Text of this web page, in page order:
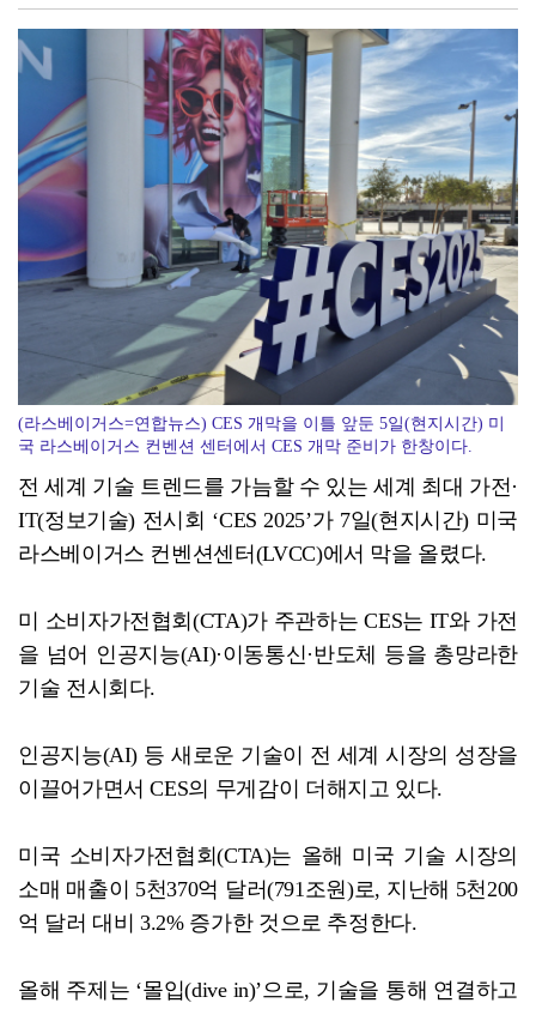
(라스베이거스=연합뉴스) CES 개막을 이틀 앞둔 5일(현지시간) 미
국 라스베이거스 컨벤션 센터에서 CES 개막 준비가 한창이다.
전 세계 기술 트렌드를 가늠할 수 있는 세계 최대 가전·
IT(정보기술) 전시회 ‘CES 2025’가 7일(현지시간) 미국
라스베이거스 컨벤션센터(LVCC)에서 막을 올렸다.
미 소비자가전협회(CTA)가 주관하는 CES는 IT와 가전
을 넘어 인공지능(AI)·이동통신·반도체 등을 총망라한
기술 전시회다.
인공지능(AI) 등 새로운 기술이 전 세계 시장의 성장을
이끌어가면서 CES의 무게감이 더해지고 있다.
미국 소비자가전협회(CTA)는 올해 미국 기술 시장의
소매 매출이 5천370억 달러(791조원)로, 지난해 5천200
억 달러 대비 3.2% 증가한 것으로 추정한다.
올해 주제는 ‘몰입(dive in)’으로, 기술을 통해 연결하고